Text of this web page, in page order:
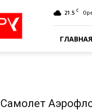
21.5 C
ГЛАВНАЯ
Самолет